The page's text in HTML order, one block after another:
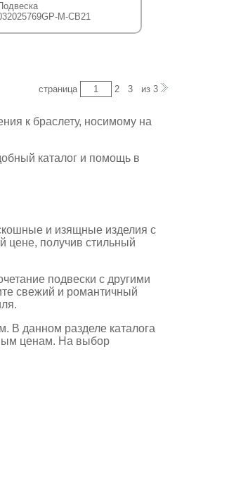
M-CB21
страница 2 3 из 3
к браслету, носимому на
каталог и помощь в
и изящные изделия с
цене, получив стильный
подвески с другими
свежий и романтичный
В данном разделе каталога
ценам. На выбор